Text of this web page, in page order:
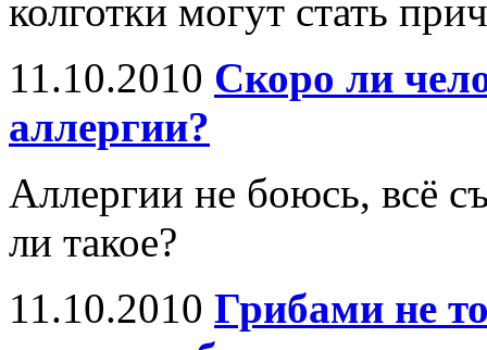
колготки могут стать
11.10.2010 Скоро ли
аллергии?
Аллергии не боюсь, всё
ли такое?
11.10.2010 Грибами не